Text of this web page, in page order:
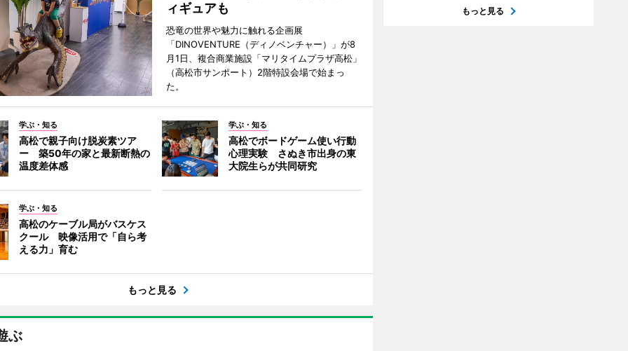
ィギュアも
恐竜の世界や魅力に触れる企画展
「DINOVENTURE（ディノベンチャー）」が8
月1日、複合商業施設「マリタイムプラザ高松」
（高松市サンポート）2階特設会場で始まっ
た。
学ぶ・知る
高松で親子向け脱炭素ツア
ー 築50年の家と最新断熱の
温度差体感
学ぶ・知る
高松でボードゲーム使い行動
心理実験 さぬき市出身の東
大院生らが共同研究
学ぶ・知る
高松のケーブル局がバスケス
クール 映像活用で「自ら考
える力」育む
もっと見る
ぶ
もっと見る